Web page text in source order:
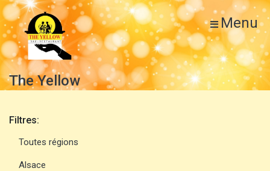
Menu
The Yellow
Filtres:
Toutes régions
Alsace